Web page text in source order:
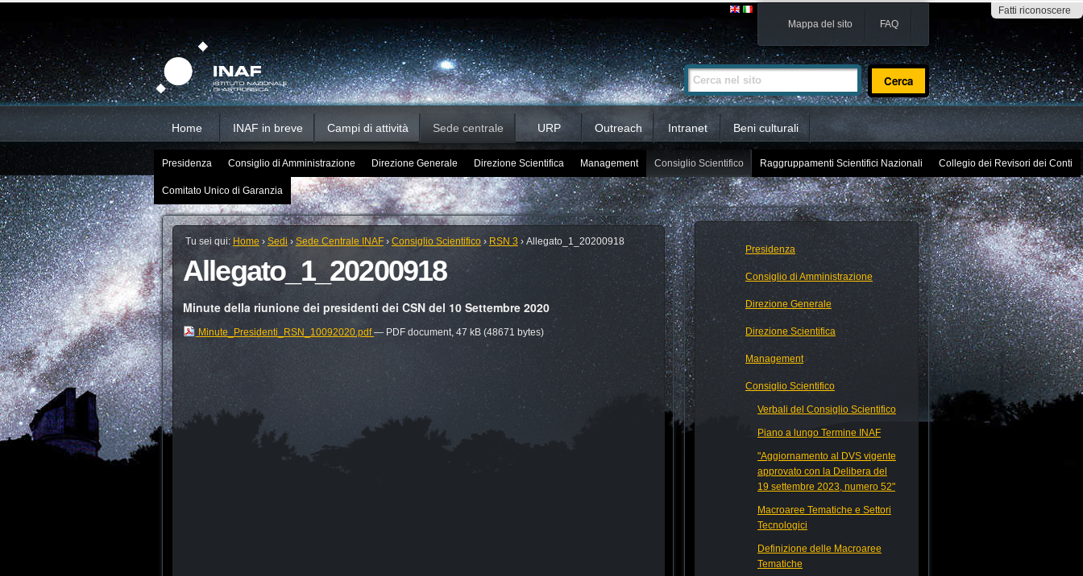
Fatti riconoscere
contenuti.
Salta
alla
navigazione
Mappa del sito FAQ
Cerca nel sito
Ricerca
avanzata…
Home INAF in breve Campi di attività Sede centrale URP Outreach Intranet Beni culturali
Presidenza Consiglio di Amministrazione Direzione Generale Direzione Scientifica Management Consiglio Scientifico Raggruppamenti Scientifici Nazionali Collegio dei Revisori dei Conti
Comitato Unico di Garanzia
Tu sei qui: Home › Sedi › Sede Centrale INAF › Consiglio Scientifico › RSN 3 › Allegato_1_20200918
Allegato_1_20200918
Minute della riunione dei presidenti dei CSN del 10 Settembre 2020
Minute_Presidenti_RSN_10092020.pdf— PDF document, 47 kB (48671 bytes)
Presidenza
Consiglio di Amministrazione
Direzione Generale
Direzione Scientifica
Management
Consiglio Scientifico
Verbali del Consiglio Scientifico
Piano a lungo Termine INAF
"Aggiornamento al DVS vigente
approvato con la Delibera del
19 settembre 2023, numero 52"
Macroaree Tematiche e Settori
Tecnologici
Definizione delle Macroaree
Tematiche